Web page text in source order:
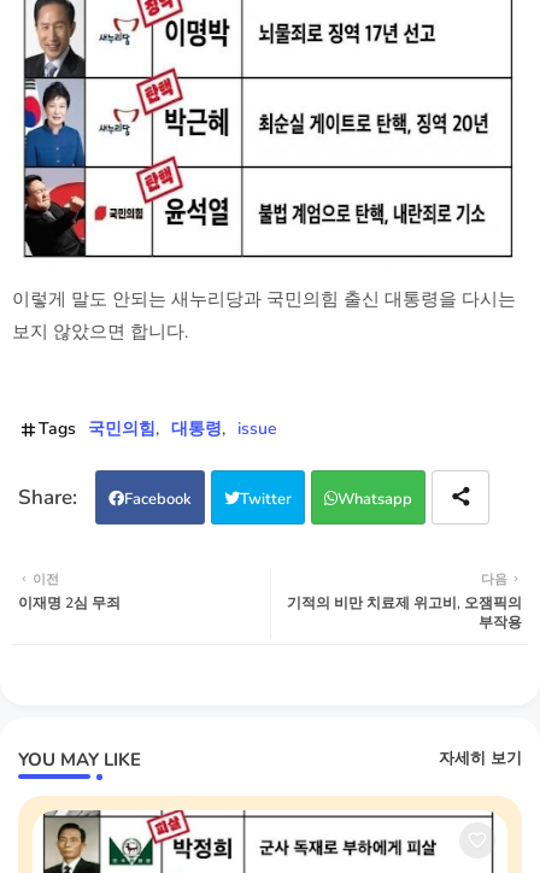
이렇게 말도 안되는 새누리당과 국민의힘 출신 대통령을 다시는
보지 않았으면 합니다.
Tags 국민의힘 대통령 issue
Facebook Twitter Whatsapp
다음
기적의 비만 치료제 위고비, 오잼픽의
부작용
이전
이재명 2심 무죄
YOU MAY LIKE 자세히 보기